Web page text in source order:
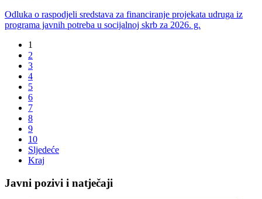
Odluka o raspodjeli sredstava za financiranje projekata udruga iz
programa javnih potreba u socijalnoj skrb za 2026. g.
1
2
3
4
5
6
7
8
9
10
Sljedeće
Kraj
Javni pozivi i natječaji